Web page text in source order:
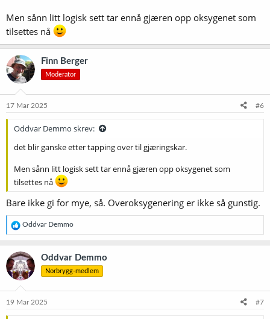
Men sånn litt logisk sett tar ennå gjæren opp oksygenet som
tilsettes nå
Finn Berger
Moderator
17 Mar 2025 #6
Oddvar Demmo skrev:
det blir ganske etter tapping over til gjæringskar.
Men sånn litt logisk sett tar ennå gjæren opp oksygenet som
tilsettes nå
Bare ikke gi for mye, så. Overoksygenering er ikke så gunstig.
R
e
a
k
s
j
o
e
Oddvar Demmo
Oddvar Demmo
Norbrygg-medlem
19 Mar 2025 #7